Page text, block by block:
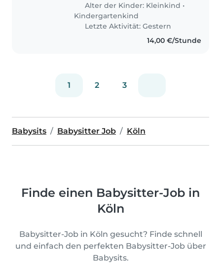
Alter der Kinder: Kleinkind •
Kindergartenkind
Letzte Aktivität: Gestern
14,00 €/Stunde
1 2 3
Babysits Babysitter Job Köln
Finde einen Babysitter-Job in
Köln
Babysitter-Job in Köln gesucht? Finde schnell
und einfach den perfekten Babysitter-Job über
Babysits.